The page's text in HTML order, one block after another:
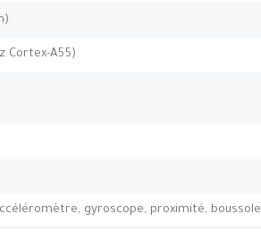
Cortex-A55)
gyroscope, proximité, boussole